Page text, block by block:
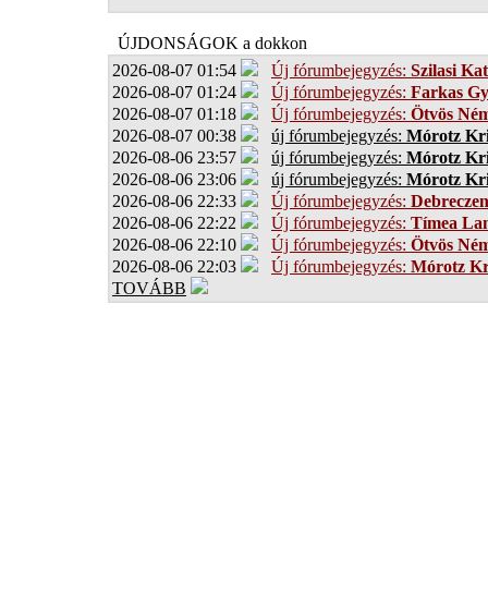
ÚJDONSÁGOK a dokkon
2026-08-07 01:54
Új fórumbejegyzés: Szilasi
2026-08-07 01:24
Új fórumbejegyzés: Farkas
2026-08-07 01:18
Új fórumbejegyzés: Ötvös
2026-08-07 00:38
új fórumbejegyzés: Mórotz
2026-08-06 23:57
új fórumbejegyzés: Mórotz
2026-08-06 23:06
új fórumbejegyzés: Mórotz
2026-08-06 22:33
Új fórumbejegyzés:
2026-08-06 22:22
Új fórumbejegyzés: Tímea
2026-08-06 22:10
Új fórumbejegyzés: Ötvös
2026-08-06 22:03
Új fórumbejegyzés: Mórotz
TOVÁBB